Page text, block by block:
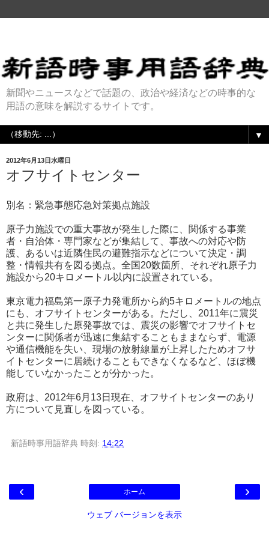
新聞やニュースなどで話題の、政治や経済などの時事的な
用語の意味を解説するサイトです。
▼
2012年6月13日水曜日
オフサイトセンター
別名：緊急事態応急対策拠点施設
原子力施設での重大事故が発生した際に、関係する事業
者・自治体・専門家などが集結して、事故への対応や防
護、あるいは近隣住民の避難指示などについて決定・調
整・情報共有を図る拠点。全国20数箇所、それぞれ原子力
施設から20キロメートル以内に設置されている。
東京電力福島第一原子力発電所から約5キロメートルの地点
にも、オフサイトセンターがある。ただし、2011年に震災
と共に発生した原発事故では、震災の影響でオフサイトセ
ンターに関係者が迅速に集結することもままならず、電源
や通信機能を失い、現場の放射線量が上昇したためオフサ
イトセンターに居続けることもできなくなるなど、ほぼ機
能していなかったことが分かった。
政府は、2012年6月13日現在、オフサイトセンターのあり
方について見直しを図っている。
新語時事用語辞典 時刻: 14:22
‹ ›
ホーム
ウェブ バージョンを表示